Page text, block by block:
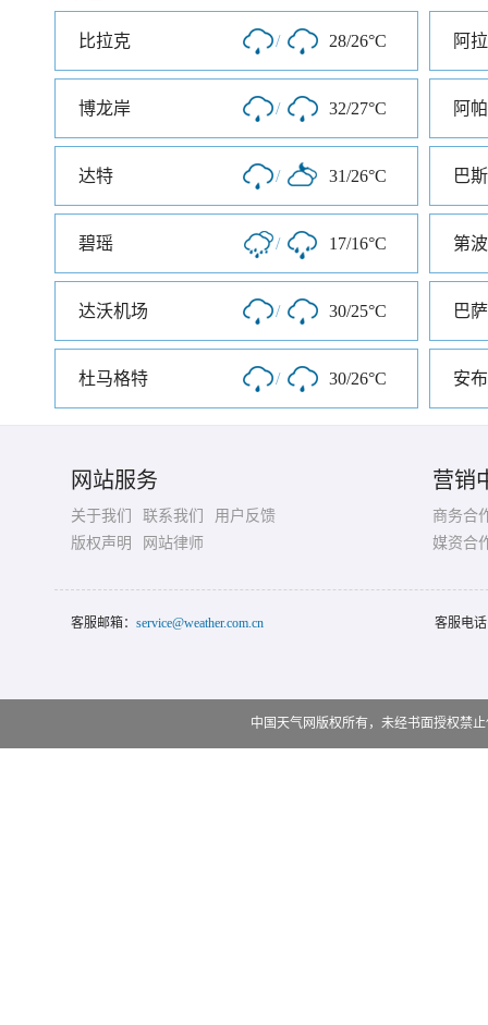
比拉克 / 28/26°C 阿
博龙岸 / 32/27°C 阿
达特 / 31/26°C 巴
碧瑶 / 17/16°C 第
达沃机场 / 30/25°C 巴
杜马格特 / 30/26°C 安
网站服务
关于我们 联系我们
用户反馈
版权声明
网站律师
营销
商务合
媒资合
客服邮箱： service@weather.com.cn 客服电
中国天气网版权所有，未经书面授权